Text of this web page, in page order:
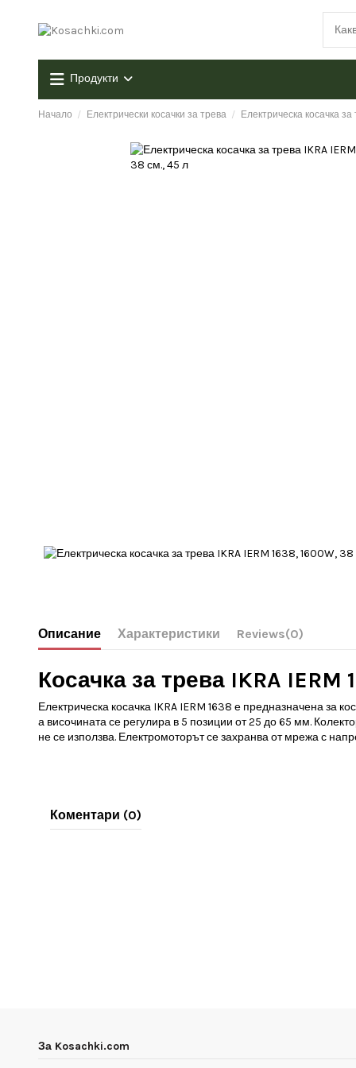
Продукти
Начало Електрически косачки за трева Електрическа косачка
Описание Характеристики Reviews(0)
Косачка за трева IKRA
Електрическа косачка IKRA IERM 1638 е предназначена за
а височината се регулира в 5 позиции от 25 до 65 мм.
не се използва. Електромоторът се захранва от мрежа с
Коментари (0)
За Kosachki.com